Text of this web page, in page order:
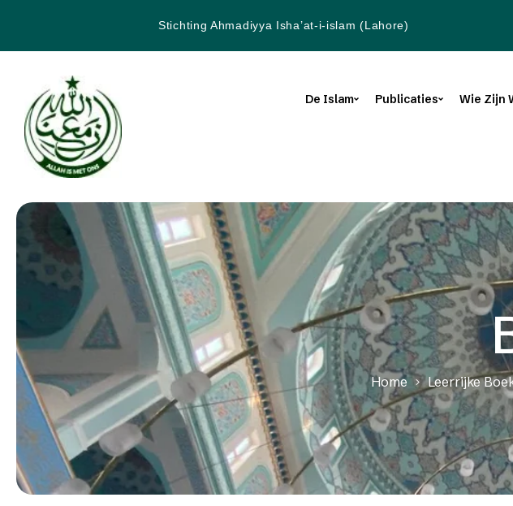
Stichting Ahmadiyya Isha’at-i-islam (Lahore)
De Islam Publicaties Wie Zijn
Home Leerrijke